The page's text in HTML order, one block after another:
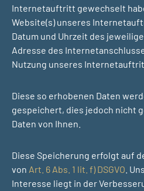
Internetauftritt gewechselt
Website(s) unseres
Datum und Uhrzeit des
Adresse des
Nutzung unseres
Diese so erhobenen Daten
gespeichert, dies jedoch nicht
Daten von Ihnen.
Diese Speicherung erfolgt auf
von Art. 6 Abs. 1 lit. f) DSGVO .
Interesse liegt in der